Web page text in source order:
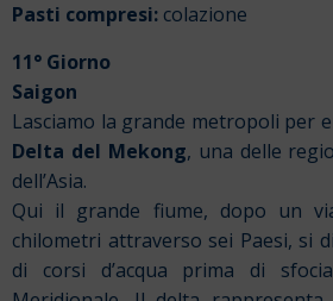
Pasti compresi: colazione
11° Giorno
Saigon
Lasciamo la grande metropoli per
Delta del Mekong, una delle
dell’Asia.
Qui il grande fiume, dopo un
chilometri attraverso sei Paesi, si
di corsi d’acqua prima di